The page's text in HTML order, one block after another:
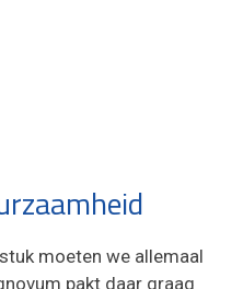
moeten we allemaal
pakt daar graag